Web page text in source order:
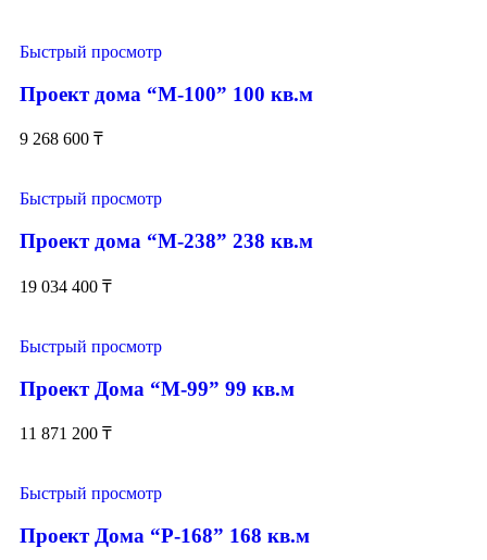
Быстрый просмотр
Проект дома “М-100” 100 кв.м
9 268 600 ₸
Быстрый просмотр
Проект дома “М-238” 238 кв.м
19 034 400 ₸
Быстрый просмотр
Проект Дома “М-99” 99 кв.м
11 871 200 ₸
Быстрый просмотр
Проект Дома “Р-168” 168 кв.м